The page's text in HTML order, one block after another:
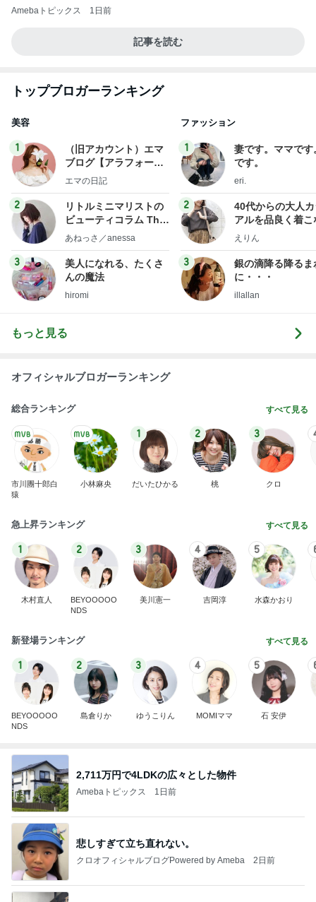
Amebaトピックス 1日前
記事を読む
トップブロガーランキング
美容
1
（旧アカウント）エマ
ブログ【アラフォー会
社売却セカンドライ
エマの日記
2
リトルミニマリストの
ビューティコラム The
little minimalist's bea
あねっさ／anessa
3
美人になれる、たくさ
んの魔法
hiromi
ファッション
1
妻です。ママです
です。
eri.
2
40代からの大人
アルを品良く着こ
ファッションブロ
えりん
3
銀の滴降る降るま
に・・・
illallan
もっと見る
オフィシャルブロガーランキング
総合ランキング すべて見る
市川團十郎白
猿
小林麻央
1
だいたひかる
2
桃
3
クロ
急上昇ランキング すべて見る
1
木村直人
2
BEYOOOOO
NDS
3
美川憲一
4
吉岡淳
5
水森かおり
新登場ランキング すべて見る
1
BEYOOOOO
NDS
2
島倉りか
3
ゆうこりん
4
MOMIママ
5
石 安伊
2,711万円で4LDKの広々とした物件
Amebaトピックス 1日前
悲しすぎて立ち直れない。
クロオフィシャルブログPowered by Ameba 2日前